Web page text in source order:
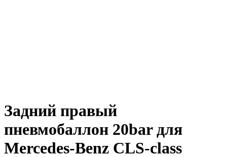
Задний правый
пневмобаллон 20bar для
Mercedes-Benz CLS-class